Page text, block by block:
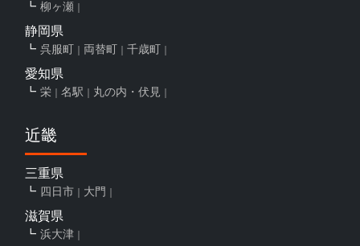
柳ヶ瀬
静岡県
呉服町 両替町 千歳町
愛知県
栄 名駅 丸の内・伏見
近畿
三重県
四日市 大門
滋賀県
浜大津